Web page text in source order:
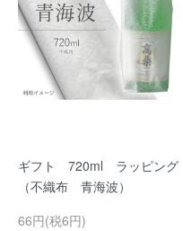
ギフト 720ml ラッピング
（不織布 青海波）
66円(税6円)